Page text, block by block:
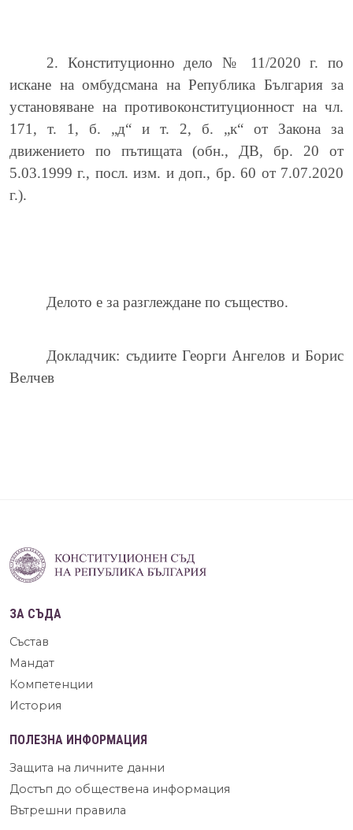
2. Конституционно дело № 11/2020 г. по
искане на омбудсмана на Република България за
установяване на противоконституционност на чл.
171, т. 1, б. „д“ и т. 2, б. „к“ от Закона за
движението по пътищата (обн., ДВ, бр. 20 от
5.03.1999 г., посл. изм. и доп., бр. 60 от 7.07.2020
г.).
Делото е за разглеждане по същество.
Докладчик: съдиите Георги Ангелов и Борис
Велчев
ЗА СЪДА
Състав
Мандат
Компетенции
История
ПОЛЕЗНА ИНФОРМАЦИЯ
Защита на личните данни
Достъп до обществена информация
Вътрешни правила